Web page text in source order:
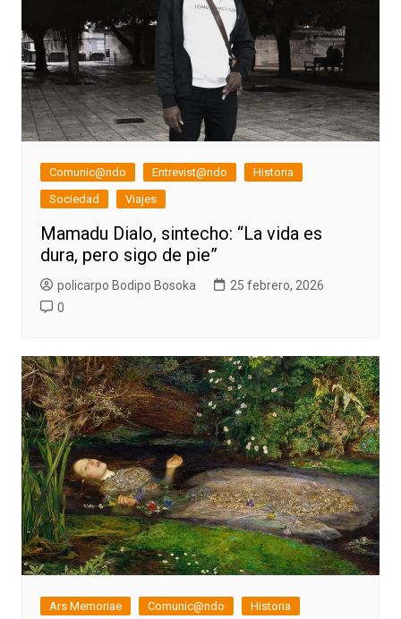
Comunic@ndo Entrevist@ndo
Historia
Sociedad
Viajes
Mamadu Dialo, sintecho: “La vida es
dura, pero sigo de pie”
policarpo Bodipo Bosoka
25 febrero, 2026
0
Ars Memoriae Comunic@ndo
Historia